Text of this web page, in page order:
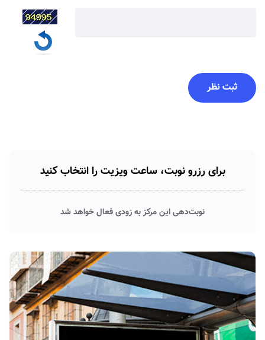
برای رزرو نوبت، ساعت ویزیت را انتخاب کنید
نوبت‌دهی این مرکز به زودی فعال خواهد شد